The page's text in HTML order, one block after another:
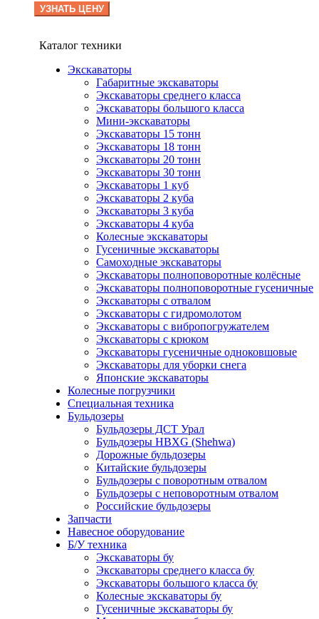
УЗНАТЬ ЦЕНУ
Каталог техники
Экскаваторы
Габаритные экскаваторы
Экскаваторы среднего класса
Экскаваторы большого класса
Мини-экскаваторы
Экскаваторы 15 тонн
Экскаваторы 18 тонн
Экскаваторы 20 тонн
Экскаваторы 30 тонн
Экскаваторы 1 куб
Экскаваторы 2 куба
Экскаваторы 3 куба
Экскаваторы 4 куба
Колесные экскаваторы
Гусеничные экскаваторы
Самоходные экскаваторы
Экскаваторы полноповоротные колёсные
Экскаваторы полноповоротные гусеничные
Экскаваторы с отвалом
Экскаваторы с гидромолотом
Экскаваторы с вибропогружателем
Экскаваторы с крюком
Экскаваторы гусеничные одноковшовые
Экскаваторы для уборки снега
Японские экскаваторы
Колесные погрузчики
Специальная техника
Бульдозеры
Бульдозеры ДСТ Урал
Бульдозеры HBXG (Shehwa)
Дорожные бульдозеры
Китайские бульдозеры
Бульдозеры с поворотным отвалом
Бульдозеры с неповоротным отвалом
Российские бульдозеры
Запчасти
Навесное оборудование
Б/У техника
Экскаваторы бу
Экскаваторы среднего класса бу
Экскаваторы большого класса бу
Колесные экскаваторы бу
Гусеничные экскаваторы бу